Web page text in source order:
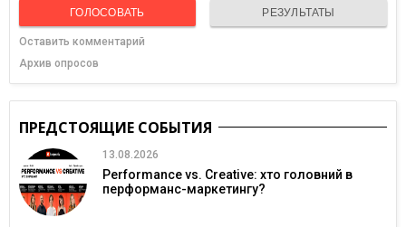
ГОЛОСОВАТЬ РЕЗУЛЬТАТЫ
Оставить комментарий
Архив опросов
ПРЕДСТОЯЩИЕ СОБЫТИЯ
13.08.2026
Performance vs. Creative: хто головний в
перформанс-маркетингу?